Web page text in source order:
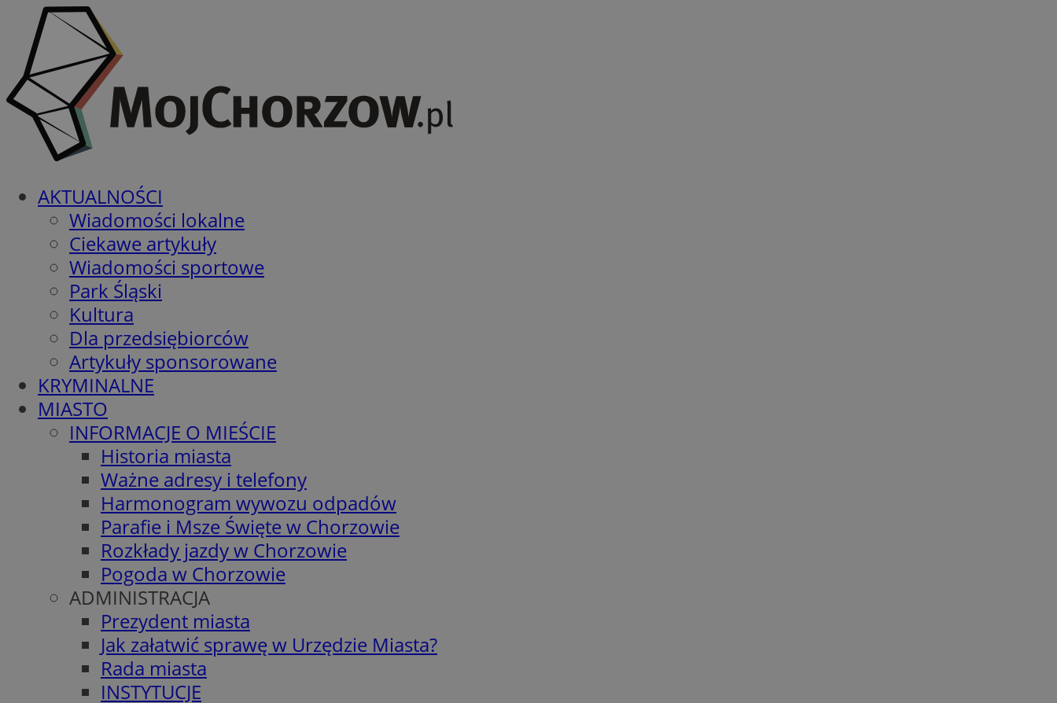
AKTUALNOŚCI
Wiadomości lokalne
Ciekawe artykuły
Wiadomości sportowe
Park Śląski
Kultura
Dla przedsiębiorców
Artykuły sponsorowane
KRYMINALNE
MIASTO
INFORMACJE O MIEŚCIE
Historia miasta
Ważne adresy i telefony
Harmonogram wywozu odpadów
Parafie i Msze Święte w Chorzowie
Rozkłady jazdy w Chorzowie
Pogoda w Chorzowie
ADMINISTRACJA
Prezydent miasta
Jak załatwić sprawę w Urzędzie Miasta?
Rada miasta
INSTYTUCJE